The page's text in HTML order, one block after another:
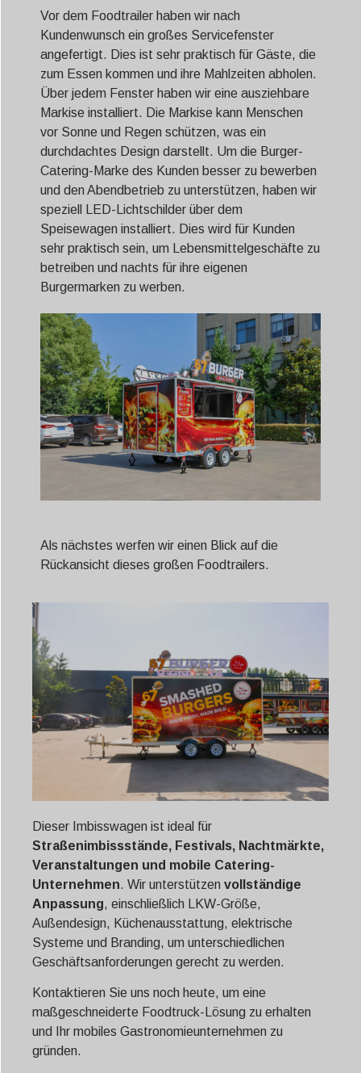
Vor dem Foodtrailer haben wir nach
Kundenwunsch ein großes Servicefenster
angefertigt. Dies ist sehr praktisch für Gäste, die
zum Essen kommen und ihre Mahlzeiten abholen.
Über jedem Fenster haben wir eine ausziehbare
Markise installiert. Die Markise kann Menschen
vor Sonne und Regen schützen, was ein
durchdachtes Design darstellt. Um die Burger-
Catering-Marke des Kunden besser zu bewerben
und den Abendbetrieb zu unterstützen, haben wir
speziell LED-Lichtschilder über dem
Speisewagen installiert. Dies wird für Kunden
sehr praktisch sein, um Lebensmittelgeschäfte zu
betreiben und nachts für ihre eigenen
Burgermarken zu werben.
Als nächstes werfen wir einen Blick auf die
Rückansicht dieses großen Foodtrailers.
Dieser Imbisswagen ist ideal für
Straßenimbissstände, Festivals, Nachtmärkte,
Veranstaltungen und mobile Catering-
Unternehmen. Wir unterstützen vollständige
Anpassung, einschließlich LKW-Größe,
Außendesign, Küchenausstattung, elektrische
Systeme und Branding, um unterschiedlichen
Geschäftsanforderungen gerecht zu werden.
Kontaktieren Sie uns noch heute, um eine
maßgeschneiderte Foodtruck-Lösung zu erhalten
und Ihr mobiles Gastronomieunternehmen zu
gründen.